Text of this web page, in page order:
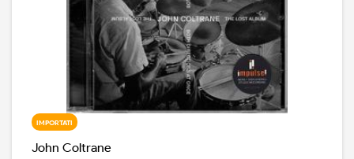
IMPORTATI
John Coltrane